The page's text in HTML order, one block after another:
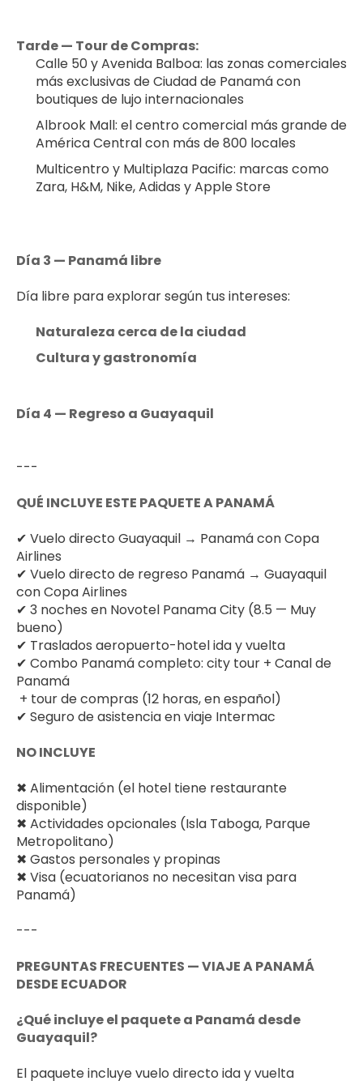
Tarde — Tour de Compras:
Calle 50 y Avenida Balboa: las zonas comerciales
más exclusivas de Ciudad de Panamá con
boutiques de lujo internacionales
Albrook Mall: el centro comercial más grande de
América Central con más de 800 locales
Multicentro y Multiplaza Pacific: marcas como
Zara, H&M, Nike, Adidas y Apple Store
Día 3 — Panamá libre
Día libre para explorar según tus intereses:
Naturaleza cerca de la ciudad
Cultura y gastronomía
Día 4 — Regreso a Guayaquil
---
QUÉ INCLUYE ESTE PAQUETE A PANAMÁ
✔ Vuelo directo Guayaquil → Panamá con Copa
Airlines
✔ Vuelo directo de regreso Panamá → Guayaquil
con Copa Airlines
✔ 3 noches en Novotel Panama City (8.5 — Muy
bueno)
✔ Traslados aeropuerto-hotel ida y vuelta
✔ Combo Panamá completo: city tour + Canal de
Panamá
+ tour de compras (12 horas, en español)
✔ Seguro de asistencia en viaje Intermac
NO INCLUYE
✖ Alimentación (el hotel tiene restaurante
disponible)
✖ Actividades opcionales (Isla Taboga, Parque
Metropolitano)
✖ Gastos personales y propinas
✖ Visa (ecuatorianos no necesitan visa para
Panamá)
---
PREGUNTAS FRECUENTES — VIAJE A PANAMÁ
DESDE ECUADOR
¿Qué incluye el paquete a Panamá desde
Guayaquil?
El paquete incluye vuelo directo ida y vuelta